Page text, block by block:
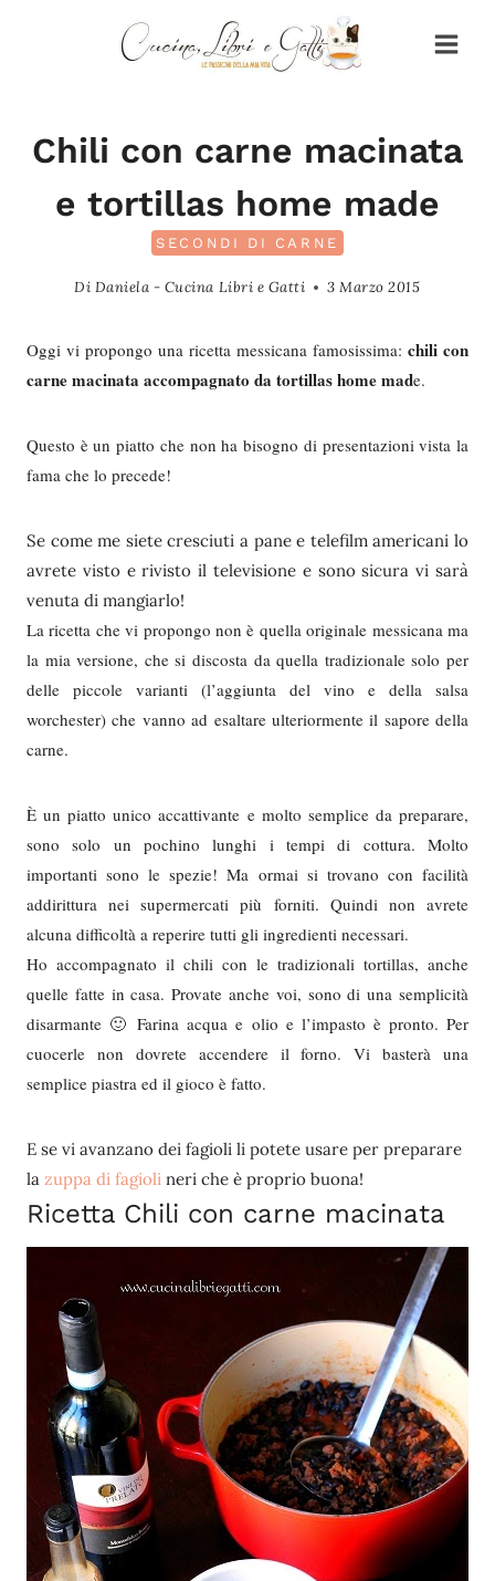
Chili con carne macinata
e tortillas home made
SECONDI DI CARNE
Di Daniela - Cucina Libri e Gatti 3 Marzo 2015
Oggi vi propongo una ricetta messicana famosissima: chili con
carne macinata accompagnato da tortillas home made.
Questo è un piatto che non ha bisogno di presentazioni vista la
fama che lo precede!
Se come me siete cresciuti a pane e telefilm americani lo
avrete visto e rivisto il televisione e sono sicura vi sarà
venuta di mangiarlo!
La ricetta che vi propongo non è quella originale messicana ma
la mia versione, che si discosta da quella tradizionale solo per
delle piccole varianti (l’aggiunta del vino e della salsa
worchester) che vanno ad esaltare ulteriormente il sapore della
carne.
È un piatto unico accattivante e molto semplice da preparare,
sono solo un pochino lunghi i tempi di cottura. Molto
importanti sono le spezie! Ma ormai si trovano con facilità
addirittura nei supermercati più forniti. Quindi non avrete
alcuna difficoltà a reperire tutti gli ingredienti necessari.
Ho accompagnato il chili con le tradizionali tortillas, anche
quelle fatte in casa. Provate anche voi, sono di una semplicità
disarmante 🙂 Farina acqua e olio e l’impasto è pronto. Per
cuocerle non dovrete accendere il forno. Vi basterà una
semplice piastra ed il gioco è fatto.
E se vi avanzano dei fagioli li potete usare per preparare
la zuppa di fagioli neri che è proprio buona!
Ricetta Chili con carne macinata